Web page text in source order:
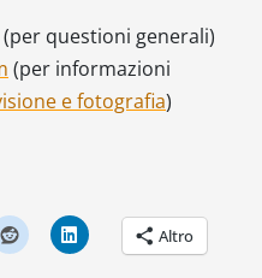
(per questioni generali)
(per informazioni
e fotografia)
Altro